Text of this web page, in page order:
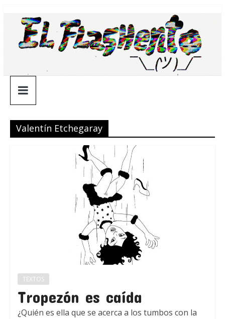
contenido
¯\_(ツ)_/
¯
Valentín Etchegaray
TEXTOS
Tropezón es caída
¿Quién es ella que se acerca a los tumbos con la